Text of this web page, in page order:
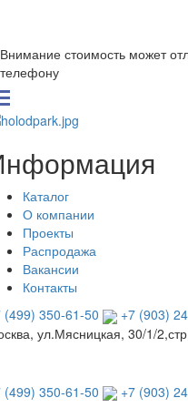
Внимание стоимость может
телефону
Каталог
О компании
Проекты
Распродажа
Вакансии
Контакты
(499) 350-61-50
+7 (903)
ул.Мясницкая, 30/1/
(499) 350-61-50 +7 (903)